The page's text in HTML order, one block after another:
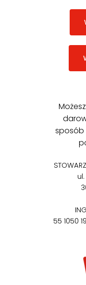
sposób
55 1050